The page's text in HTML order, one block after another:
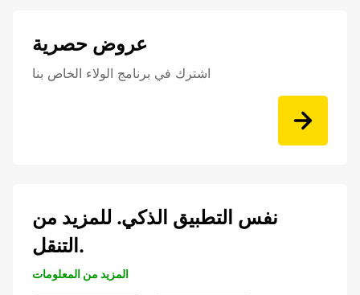
عروض حصرية
اشترك في برنامج الولاء الخاص بنا
نفس التطبيق الذكي. للمزيد من
التنقل.
المزيد من المعلومات